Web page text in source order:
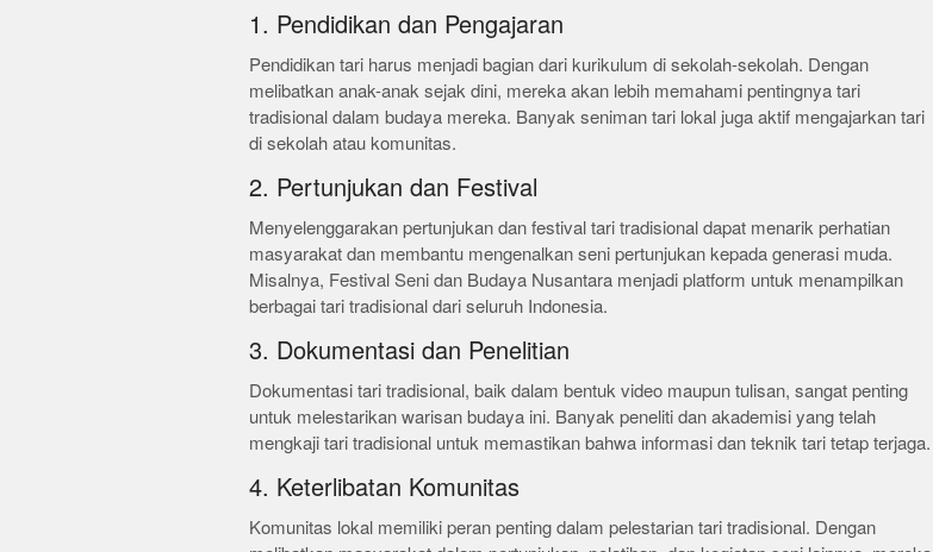
1. Pendidikan dan Pengajaran
Pendidikan tari harus menjadi bagian dari kurikulum di sekolah-sekolah. Dengan
melibatkan anak-anak sejak dini, mereka akan lebih memahami pentingnya tari
tradisional dalam budaya mereka. Banyak seniman tari lokal juga aktif mengajarkan tari
di sekolah atau komunitas.
2. Pertunjukan dan Festival
Menyelenggarakan pertunjukan dan festival tari tradisional dapat menarik perhatian
masyarakat dan membantu mengenalkan seni pertunjukan kepada generasi muda.
Misalnya, Festival Seni dan Budaya Nusantara menjadi platform untuk menampilkan
berbagai tari tradisional dari seluruh Indonesia.
3. Dokumentasi dan Penelitian
Dokumentasi tari tradisional, baik dalam bentuk video maupun tulisan, sangat penting
untuk melestarikan warisan budaya ini. Banyak peneliti dan akademisi yang telah
mengkaji tari tradisional untuk memastikan bahwa informasi dan teknik tari tetap terjaga.
4. Keterlibatan Komunitas
Komunitas lokal memiliki peran penting dalam pelestarian tari tradisional. Dengan